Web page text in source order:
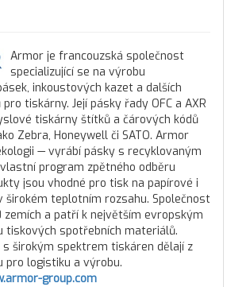
Armor je francouzská společnost
specializující se na výrobu
inkoustových kazet a dalších
tiskárny. Její pásky řady OFC a AXR
tiskárny štítků a čárových kódů
Zebra, Honeywell či SATO. Armor
— vyrábí pásky s recyklovaným
program zpětného odběru
jsou vhodné pro tisk na papírové i
teplotním rozsahu. Společnost
zemích a patří k největším evropským
tiskových spotřebních materiálů.
širokým spektrem tiskáren dělají z
pro logistiku a výrobu.
group.com